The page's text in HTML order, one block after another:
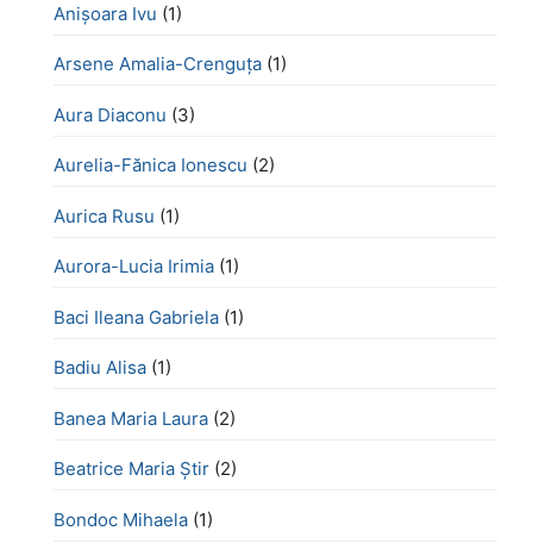
Anișoara Ivu (1)
Arsene Amalia-Crenguța (1)
Aura Diaconu (3)
Aurelia-Fănica Ionescu (2)
Aurica Rusu (1)
Aurora-Lucia Irimia (1)
Baci Ileana Gabriela (1)
Badiu Alisa (1)
Banea Maria Laura (2)
Beatrice Maria Știr (2)
Bondoc Mihaela (1)